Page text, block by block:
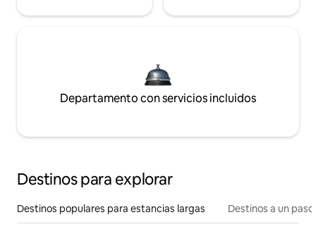
Departamento con servicios incluidos
Destinos para explorar
Destinos populares para estancias largas Destinos a un